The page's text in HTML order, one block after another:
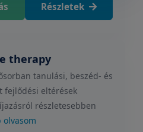
Részletek
therapy
tanulási, beszéd- és
fejlődési eltérések
részletesebben
olvasom